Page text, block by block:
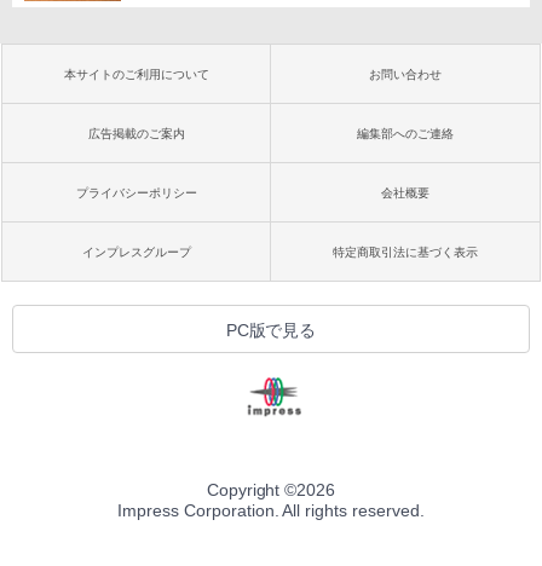
本サイトのご利用について お問い合わせ
広告掲載のご案内 編集部へのご連絡
プライバシーポリシー 会社概要
インプレスグループ 特定商取引法に基づく表示
PC版で見る
Copyright ©2026
Impress Corporation. All rights reserved.